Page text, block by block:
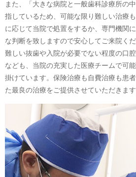
また、「大きな病院と一般歯科診療所の
指しているため、可能な限り難しい治療
に応じて当院で処置をするか、専門機関
な判断を致しますので安心してご来院くだ
難しい抜歯や入院が必要でない程度の口
なども、当院の充実した医療チームで可
掛けています。保険治療も自費治療も患
た最良の治療をご提供させていただきます